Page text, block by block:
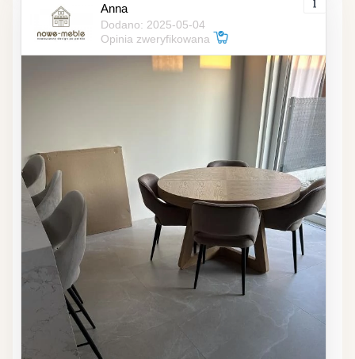
Anna
Dodano: 2025-05-04
Opinia zweryfikowana